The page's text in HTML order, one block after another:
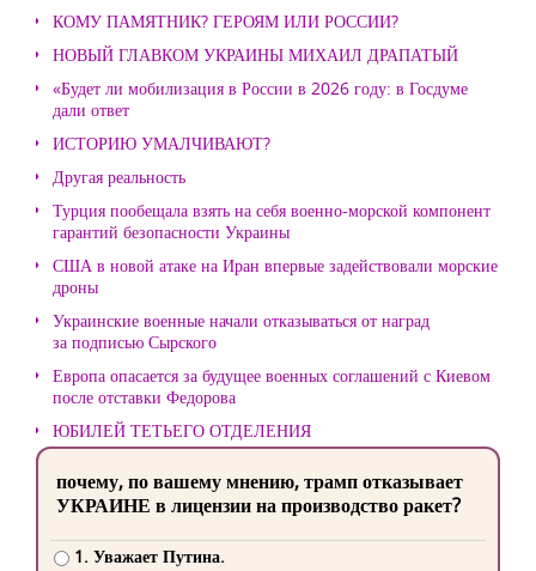
КОМУ ПАМЯТНИК? ГЕРОЯМ ИЛИ РОССИИ?
НОВЫЙ ГЛАВКОМ УКРАИНЫ МИХАИЛ ДРАПАТЫЙ
«Будет ли мобилизация в России в 2026 году: в Госдуме
дали ответ
ИСТОРИЮ УМАЛЧИВАЮТ?
Другая реальность
Турция пообещала взять на себя военно-морской компонент
гарантий безопасности Украины
США в новой атаке на Иран впервые задействовали морские
дроны
Украинские военные начали отказываться от наград
за подписью Сырского
Европа опасается за будущее военных соглашений с Киевом
после отставки Федорова
ЮБИЛЕЙ ТЕТЬЕГО ОТДЕЛЕНИЯ
почему, по вашему мнению, трамп отказывает
УКРАИНЕ в лицензии на производство ракет?
1. Уважает Путина.